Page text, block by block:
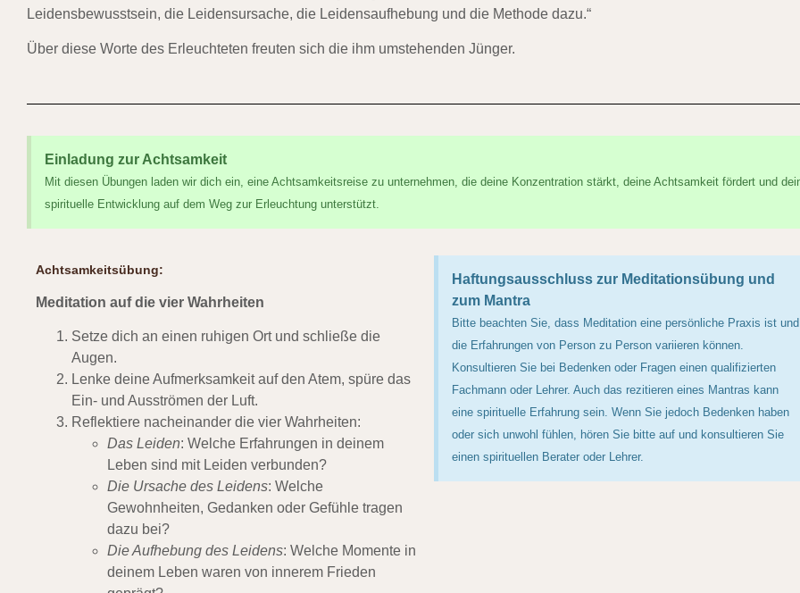
Leidensbewusstsein, die Leidensursache, die Leidensaufhebung und die Methode dazu.“
Über diese Worte des Erleuchteten freuten sich die ihm umstehenden Jünger.
Einladung zur Achtsamkeit
Mit diesen Übungen laden wir dich ein, eine Achtsamkeitsreise zu unternehmen, die deine Konzentration stärkt, deine Achtsamkeit fördert und
spirituelle Entwicklung auf dem Weg zur Erleuchtung unterstützt.
Achtsamkeitsübung:
Meditation auf die vier Wahrheiten
Setze dich an einen ruhigen Ort und schließe die
Augen.
Lenke deine Aufmerksamkeit auf den Atem, spüre das
Ein- und Ausströmen der Luft.
Reflektiere nacheinander die vier Wahrheiten:
Das Leiden: Welche Erfahrungen in deinem
Leben sind mit Leiden verbunden?
Die Ursache des Leidens: Welche
Gewohnheiten, Gedanken oder Gefühle tragen
dazu bei?
Die Aufhebung des Leidens: Welche Momente in
deinem Leben waren von innerem Frieden
Haftungsausschluss zur Meditationsübung und
zum Mantra
Bitte beachten Sie, dass Meditation eine persönliche Praxis ist und
die Erfahrungen von Person zu Person variieren können.
Konsultieren Sie bei Bedenken oder Fragen einen qualifizierten
Fachmann oder Lehrer. Auch das rezitieren eines Mantras kann
eine spirituelle Erfahrung sein. Wenn Sie jedoch Bedenken haben
oder sich unwohl fühlen, hören Sie bitte auf und konsultieren Sie
einen spirituellen Berater oder Lehrer.